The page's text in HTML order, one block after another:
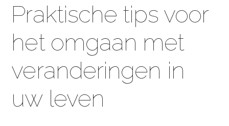
Praktische tips voor
het omgaan met
veranderingen in
uw leven